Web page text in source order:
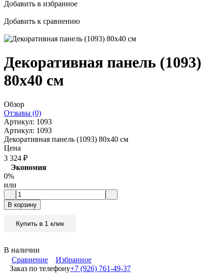
Добавить в избранное
Добавить к сравнению
Декоративная панель (1093)
80x40 cм
Обзор
Отзывы (0)
Артикул: 1093
Артикул: 1093
Декоративная панель (1093) 80x40 cм
Цена
3 324 ₽
Экономия
0%
или
В корзину
Купить в 1 клик
В наличии
Сравнение
Избранное
Заказ по телефону+7 (926) 761-49-37